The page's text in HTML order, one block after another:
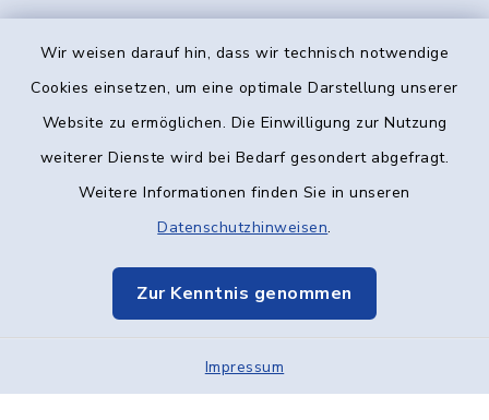
Wir weisen darauf hin, dass wir technisch notwendige
Cookies einsetzen, um eine optimale Darstellung unserer
Website zu ermöglichen. Die Einwilligung zur Nutzung
weiterer Dienste wird bei Bedarf gesondert abgefragt.
Weitere Informationen finden Sie in unseren
Datenschutzhinweisen.
Zur Kenntnis genommen
Impressum
Kontakt
Datenschutz
Elektronische Kommunikation
Sitemap